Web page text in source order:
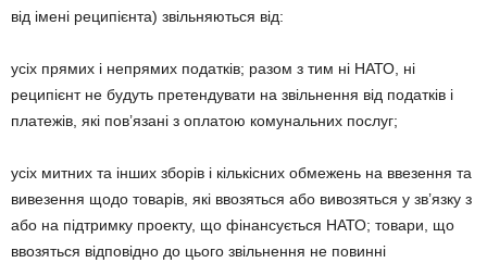
від імені реципієнта) звільняються від:
усіх прямих і непрямих податків; разом з тим ні НАТО, ні
реципієнт не будуть претендувати на звільнення від податків і
платежів, які пов’язані з оплатою комунальних послуг;
усіх митних та інших зборів і кількісних обмежень на ввезення та
вивезення щодо товарів, які ввозяться або вивозяться у зв’язку з
або на підтримку проекту, що фінансується НАТО; товари, що
ввозяться відповідно до цього звільнення не повинні